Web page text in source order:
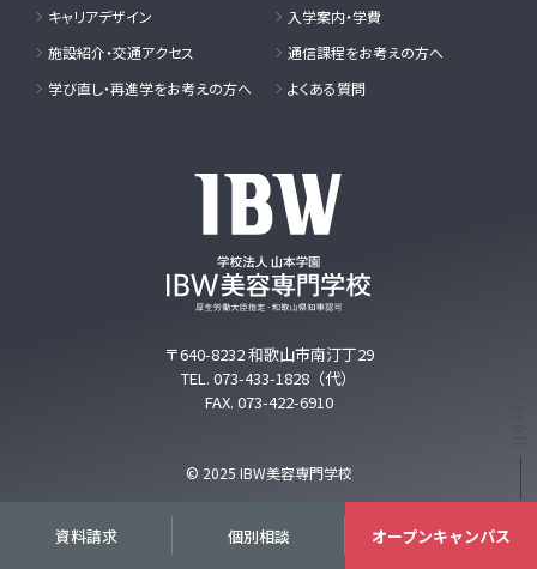
資料請求 個別相談 オープンキャンパス
〒640-8232和歌山市南汀丁29
TEL. 073-433-1828 （代）
FAX. 073-422-6910
キャリアデザイン
入学案内・学費
施設紹介・交通アクセス
通信課程をお考えの方へ
学び直し・再進学をお考えの方へ
よくある質問
© 2025 IBW美容専門学校